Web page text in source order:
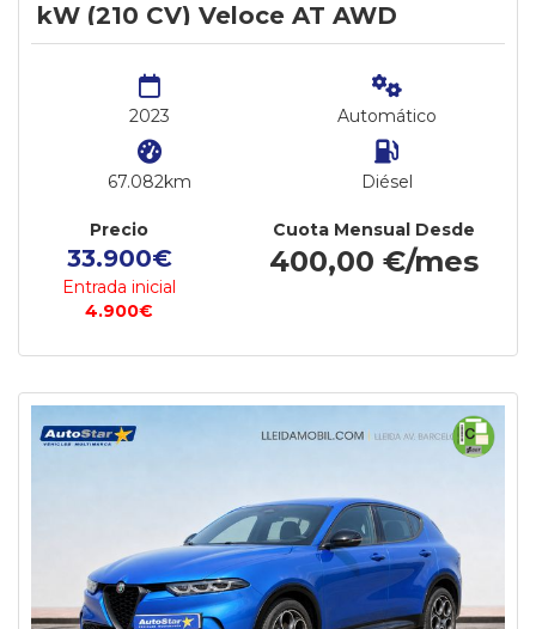
kW (210 CV) Veloce AT AWD
2023
67.082km
Automático
Diésel
Precio
33.900€
Entrada inicial
4.900€
Cuota Mensual Desde
400,00 €/mes